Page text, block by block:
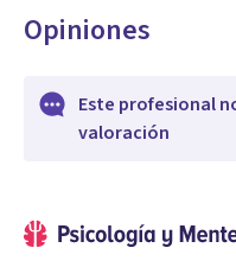
Opiniones
Este profesional
valoración